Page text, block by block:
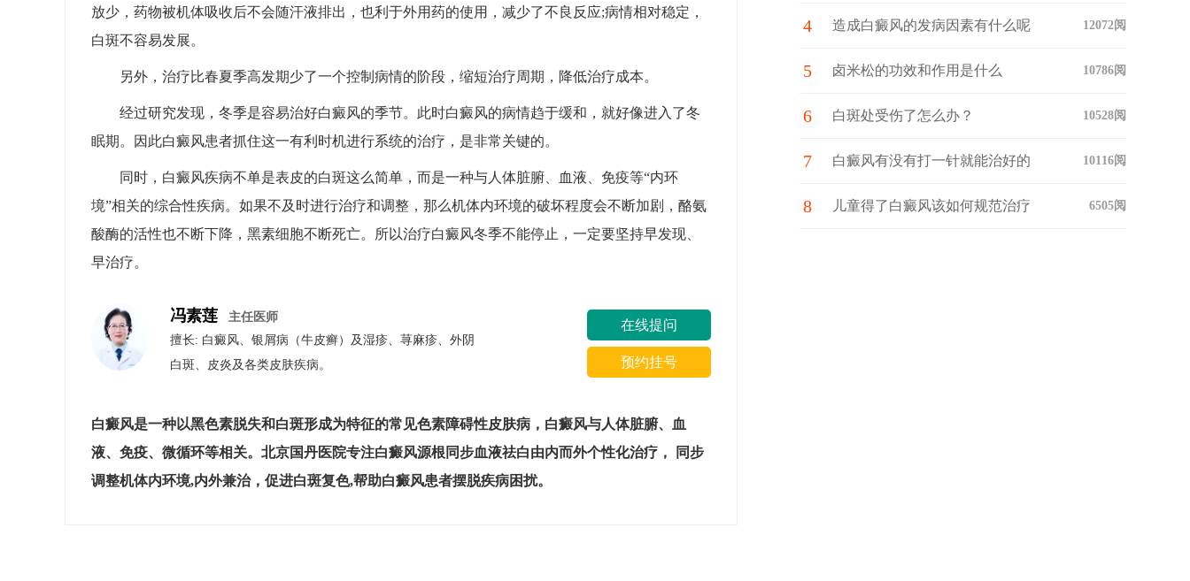
放少，药物被机体吸收后不会随汗液排出，也利于外用药的使用，减少了不良反应;病情相对稳定，
白斑不容易发展。
另外，治疗比春夏季高发期少了一个控制病情的阶段，缩短治疗周期，降低治疗成本。
经过研究发现，冬季是容易治好白癜风的季节。此时白癜风的病情趋于缓和，就好像进入了冬
眠期。因此白癜风患者抓住这一有利时机进行系统的治疗，是非常关键的。
同时，白癜风疾病不单是表皮的白斑这么简单，而是一种与人体脏腑、血液、免疫等“内环
境”相关的综合性疾病。如果不及时进行治疗和调整，那么机体内环境的破坏程度会不断加剧，酪氨
酸酶的活性也不断下降，黑素细胞不断死亡。所以治疗白癜风冬季不能停止，一定要坚持早发现、
早治疗。
冯素莲
主任医师
擅长: 白癜风、银屑病（牛皮癣）​及​湿疹、荨麻疹、外阴
白斑、皮炎及各类皮肤疾病。
在线提问
预约挂号
白癜风是一种以黑色素脱失和白斑形成为特征的常见色素障碍性皮肤病，白癜风与人体脏腑、血
液、免疫、微循环等相关。北京国丹医院专注白癜风源根同步血液祛白由内而外个性化治疗， 同步
调整机体内环境,内外兼治，促进白斑复色,帮助白癜风患者摆脱疾病困扰。
4 造成白癜风的发病因素有什么呢 12072阅
5 卤米松的功效和作用是什么 10786阅
6 白斑处受伤了怎么办？ 10528阅
7 白癜风有没有打一针就能治好的
药?
10116阅
8 儿童得了白癜风该如何规范治疗 6505阅